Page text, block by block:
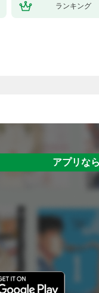
ランキング
アプリな